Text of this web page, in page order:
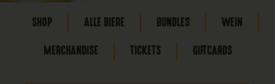
SHOP ALLE BIERE BUNDLES WEIN
MERCHANDISE TICKETS GIFTCARDS